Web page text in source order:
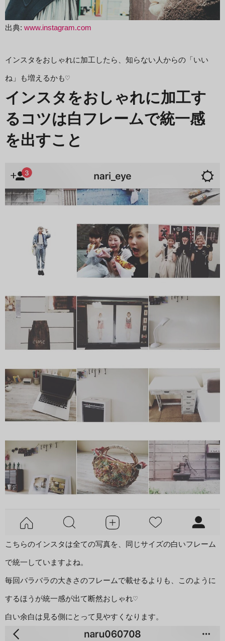
出典: www.instagram.com
インスタをおしゃれに加工したら、知らない人からの「いい
ね」も増えるかも♡
インスタをおしゃれに加工す
るコツは白フレームで統一感
を出すこと
こちらのインスタは全ての写真を、同じサイズの白いフレーム
で統一していますよね。
毎回バラバラの大きさのフレームで載せるよりも、このように
するほうが統一感が出て断然おしゃれ♡
白い余白は見る側にとって見やすくなります。